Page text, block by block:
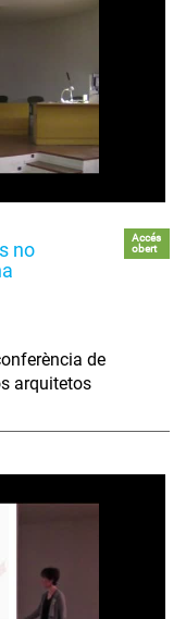
no
Accés
obert
de
arquitetos